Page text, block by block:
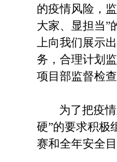
的疫情风险，
大家、显担当”
上向我们展示
务，合理计划
项目部监督检
为了把疫
硬”的要求积极
赛和全年安全